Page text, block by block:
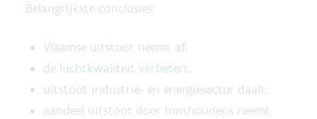
Belangrijkste conclusies:
Vlaamse uitstoot neemt af;
de luchtkwaliteit verbetert;
uitstoot industrie- en energiesector daalt;
aandeel uitstoot door huishoudens neemt